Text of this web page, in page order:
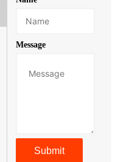
Message